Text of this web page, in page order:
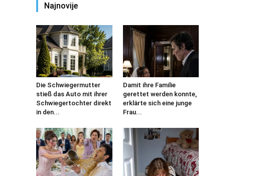
Najnovije
Die Schwiegermutter
stieß das Auto mit ihrer
Schwiegertochter direkt
in den...
Damit ihre Familie
gerettet werden konnte,
erklärte sich eine junge
Frau...